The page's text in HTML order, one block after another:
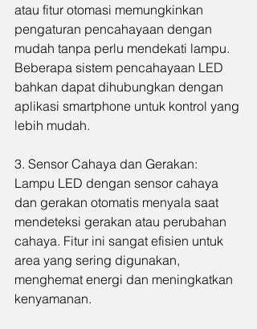
atau fitur otomasi memungkinkan
pengaturan pencahayaan dengan
mudah tanpa perlu mendekati lampu.
Beberapa sistem pencahayaan LED
bahkan dapat dihubungkan dengan
aplikasi smartphone untuk kontrol yang
lebih mudah.
3. Sensor Cahaya dan Gerakan:
Lampu LED dengan sensor cahaya
dan gerakan otomatis menyala saat
mendeteksi gerakan atau perubahan
cahaya. Fitur ini sangat efisien untuk
area yang sering digunakan,
menghemat energi dan meningkatkan
kenyamanan.